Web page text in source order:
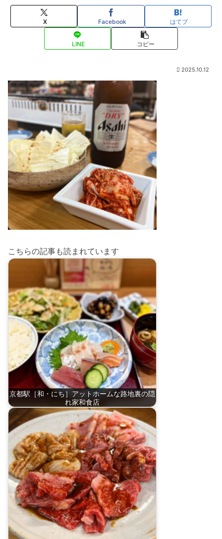
X Facebook はてブ
LINE コピー
2025.10.12
こちらの記事も読まれています
京都駅［和・にち］アットホームな路地裏の隠
れ家和食店